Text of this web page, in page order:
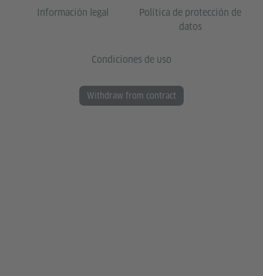
Información legal
Política de protección de
datos
Condiciones de uso
Withdraw from contract